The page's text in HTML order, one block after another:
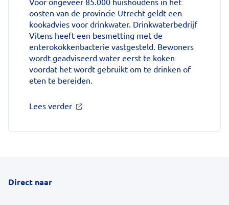
oosten van de provincie Utrecht geldt een
kookadvies voor drinkwater. Drinkwaterbedrijf
Vitens heeft een besmetting met de
enterokokkenbacterie vastgesteld. Bewoners
wordt geadviseerd water eerst te koken
voordat het wordt gebruikt om te drinken of
eten te bereiden.
Lees verder over
Direct naar